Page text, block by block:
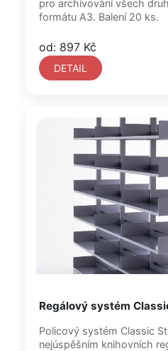
pro archivování všech
formátu A3. Balení 20 ks.
od: 897 Kč
DETAIL
Regálový systém
Policový systém Classic
nejúspěšním knihovních